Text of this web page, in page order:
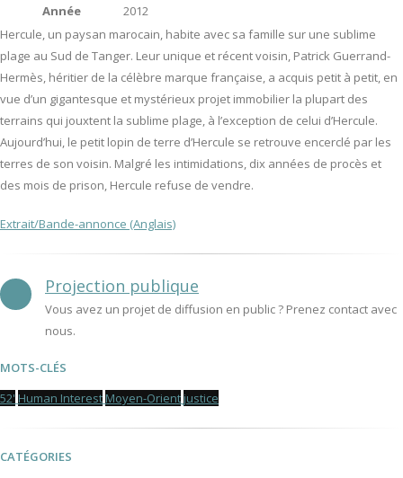
Année
2012
Hercule, un paysan marocain, habite avec sa famille sur une sublime
plage au Sud de Tanger. Leur unique et récent voisin, Patrick Guerrand-
Hermès, héritier de la célèbre marque française, a acquis petit à petit, en
vue d’un gigantesque et mystérieux projet immobilier la plupart des
terrains qui jouxtent la sublime plage, à l’exception de celui d’Hercule.
Aujourd’hui, le petit lopin de terre d’Hercule se retrouve encerclé par les
terres de son voisin. Malgré les intimidations, dix années de procès et
des mois de prison, Hercule refuse de vendre.
Extrait/Bande-annonce (Anglais)
Projection publique
Vous avez un projet de diffusion en public ? Prenez contact avec
nous.
MOTS-CLÉS
52' Human Interest Moyen-Orient justice
CATÉGORIES